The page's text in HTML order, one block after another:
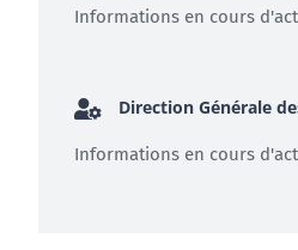
Informations en cours
Direction Générale
Informations en cours